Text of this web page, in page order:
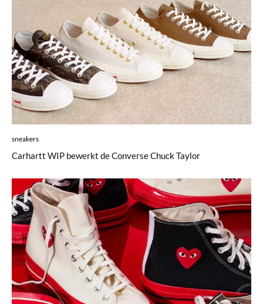
sneakers
Carhartt WIP bewerkt de Converse Chuck Taylor